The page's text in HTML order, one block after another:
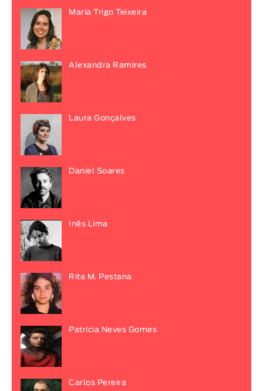
Maria Trigo Teixeira
Alexandra Ramires
Laura Gonçalves
Daniel Soares
Inês Lima
Rita M. Pestana
Patrícia Neves Gomes
Carlos Pereira